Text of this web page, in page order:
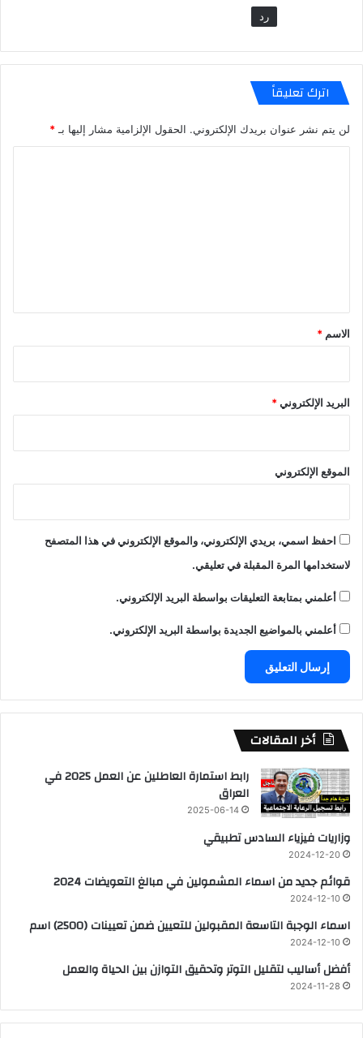
رد
اترك تعليقاً
لن يتم نشر عنوان بريدك الإلكتروني. الحقول الإلزامية مشار إليها بـ *
*
الاسم *
البريد الإلكتروني*
الموقع الإلكتروني
احفظ اسمي، بريدي الإلكتروني، والموقع الإلكتروني في هذا المتصفح
لاستخدامها المرة المقبلة في تعليقي.
أعلمني بمتابعة التعليقات بواسطة البريد الإلكتروني.
أعلمني بالمواضيع الجديدة بواسطة البريد الإلكتروني.
أخر المقالات
رابط استمارة العاطلين عن العمل 2025 في
العراق
2025-06-14
وزاريات فيزياء السادس تطبيقي
2024-12-20
قوائم جديد من اسماء المشمولين في مبالغ التعويضات 2024
2024-12-10
اسماء الوجبة التاسعة المقبولين للتعيين ضمن تعيينات (2500) اسم
2024-12-10
أفضل أساليب لتقليل التوتر وتحقيق التوازن بين الحياة والعمل
2024-11-28